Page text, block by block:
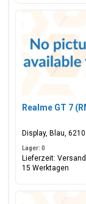
Realme GT 7
Display, Blau,
Lager: 0
Lieferzeit:
15 Werktagen